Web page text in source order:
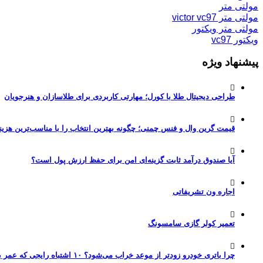
مولتی متر
مولتی متر victor vc97
مولتی متر ویکتور
ویکتور vc97
پیشنهاد ویژه
طراحی دیجیتال طلا با کورل؛ مهارتی کاربردی برای طلاسازان و هنرجویان
قیمت گرین وال و فنس چمنی؛ چگونه بهترین انتخاب را با مناسب‌ترین
آیا صندوق درآمد ثابت گزینه‌ای امن برای حفظ ارزش پول است؟
اجاره ون تشریفاتی
تعمیر کولر گازی سامسونگ
چرا باتری خودرو زودتر از موعد خراب می‌شود؟ ۱۰ اشتباه رایجی که عمر باتری را نصف می‌کنند